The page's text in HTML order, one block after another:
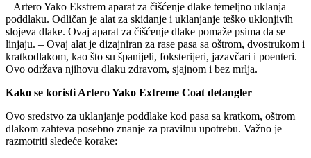
– Artero Yako Ekstrem aparat za čišćenje dlake temeljno uklanja
poddlaku. Odličan je alat za skidanje i uklanjanje teško uklonjivih
slojeva dlake. Ovaj aparat za čišćenje dlake pomaže psima da se
linjaju. – Ovaj alat je dizajniran za rase pasa sa oštrom, dvostrukom i
kratkodlakom, kao što su španijeli, foksterijeri, jazavčari i poenteri.
Ovo održava njihovu dlaku zdravom, sjajnom i bez mrlja.
Kako se koristi Artero Yako Extreme Coat detangler
Ovo sredstvo za uklanjanje poddlake kod pasa sa kratkom, oštrom
dlakom zahteva posebno znanje za pravilnu upotrebu. Važno je
razmotriti sledeće korake: